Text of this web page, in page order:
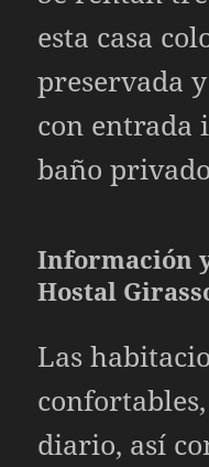
esta casa
preservada
con entrada
baño
Información
Hostal
Las
diario, así